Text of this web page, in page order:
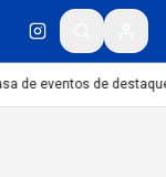
de eventos de